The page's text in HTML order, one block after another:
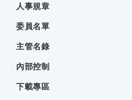
人事規章
委員名單
主管名錄
內部控制
下載專區